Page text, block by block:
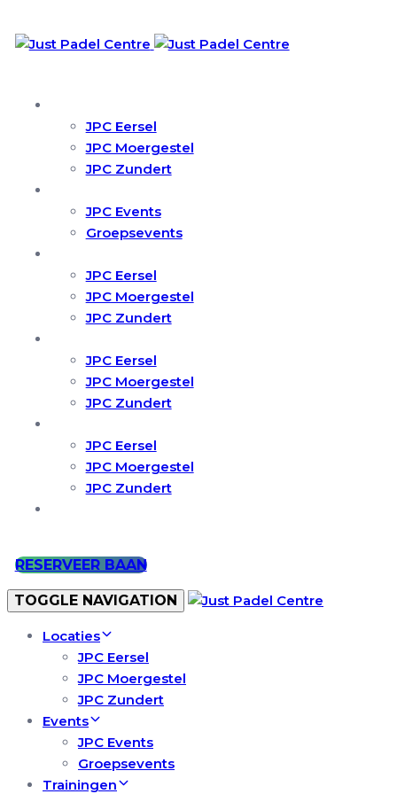
links
to
JPC Eersel
JPC Moergestel
JPC Zundert
JPC Events
Groepsevents
JPC Eersel
JPC Moergestel
JPC Zundert
JPC Eersel
JPC Moergestel
JPC Zundert
JPC Eersel
JPC Moergestel
JPC Zundert
RESERVEER BAAN
TOGGLE NAVIGATION
Locaties
JPC Eersel
JPC Moergestel
JPC Zundert
Events
JPC Events
Groepsevents
Trainingen